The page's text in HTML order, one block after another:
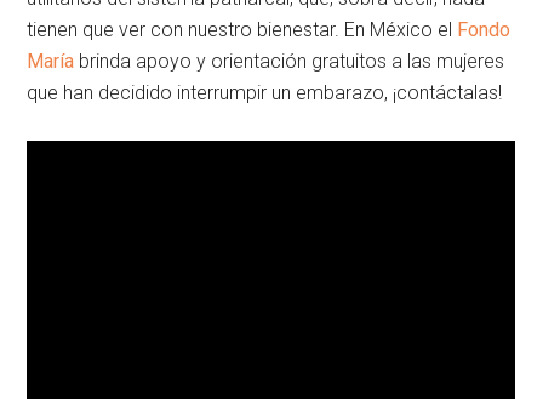
tienen que ver con nuestro bienestar. En México el Fondo
María brinda apoyo y orientación gratuitos a las mujeres
que han decidido interrumpir un embarazo, ¡contáctalas!